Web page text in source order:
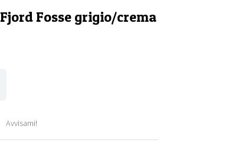
Fosse grigio/crema
Avvisami!